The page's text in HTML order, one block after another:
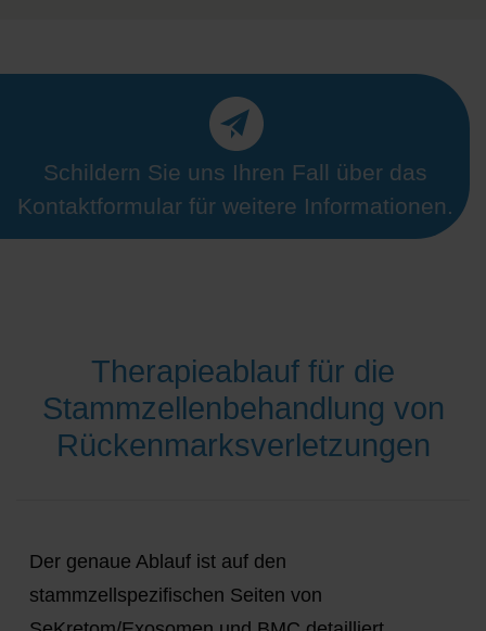
Schildern Sie uns Ihren Fall über das
Kontaktformular für weitere Informationen.
Therapieablauf für die
Stammzellenbehandlung von
Rückenmarksverletzungen
Der genaue Ablauf ist auf den
stammzellspezifischen Seiten von